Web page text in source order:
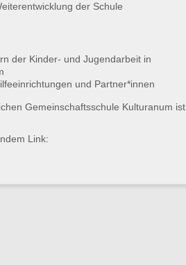
der Schule
der Kinder- und Jugendarbeit in
und Partner*innen
Gemeinschaftsschule Kulturanum ist
Link: